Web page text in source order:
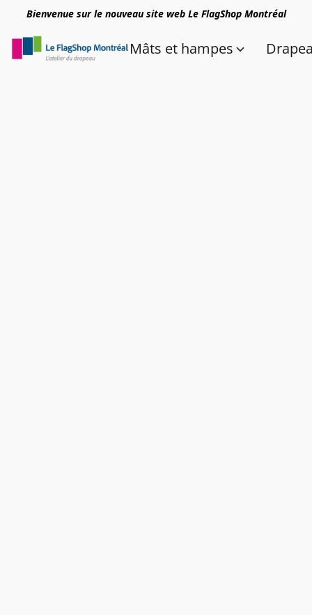
Bienvenue sur le nouveau site web Le FlagShop Montréal
Mâts et hampes